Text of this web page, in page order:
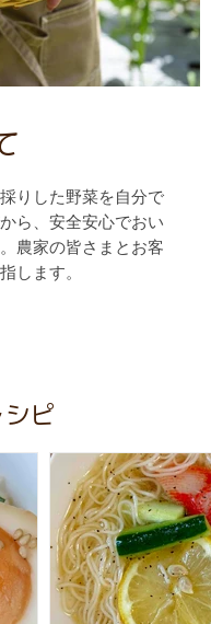
りした野菜を自分で
ら、安全安心でおい
農家の皆さまとお客
します。
ピ